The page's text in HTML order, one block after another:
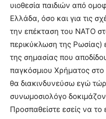
υιοθεσία παιδιών από
Ελλάδα, όσο και για τις
την επέκταση του ΝΑΤΟ
περικύκλωση της Ρωσίας)
της σημασίας που
παγκόσμιου Χρήματος
θα διακινδυνεύσω εγώ
συνωμοσιολόγο
Προσπαθείστε εσείς να το